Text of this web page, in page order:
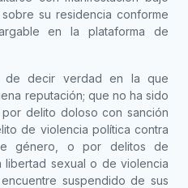
su residencia conforme
en la plataforma de
de decir verdad en la que
reputación; que no ha sido
delito doloso con sanción
de violencia política contra
género, o por delitos de
libertad sexual o de violencia
suspendido de sus